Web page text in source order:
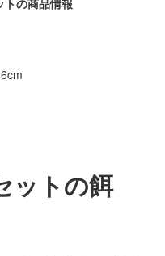
の商品情報
ットの餌